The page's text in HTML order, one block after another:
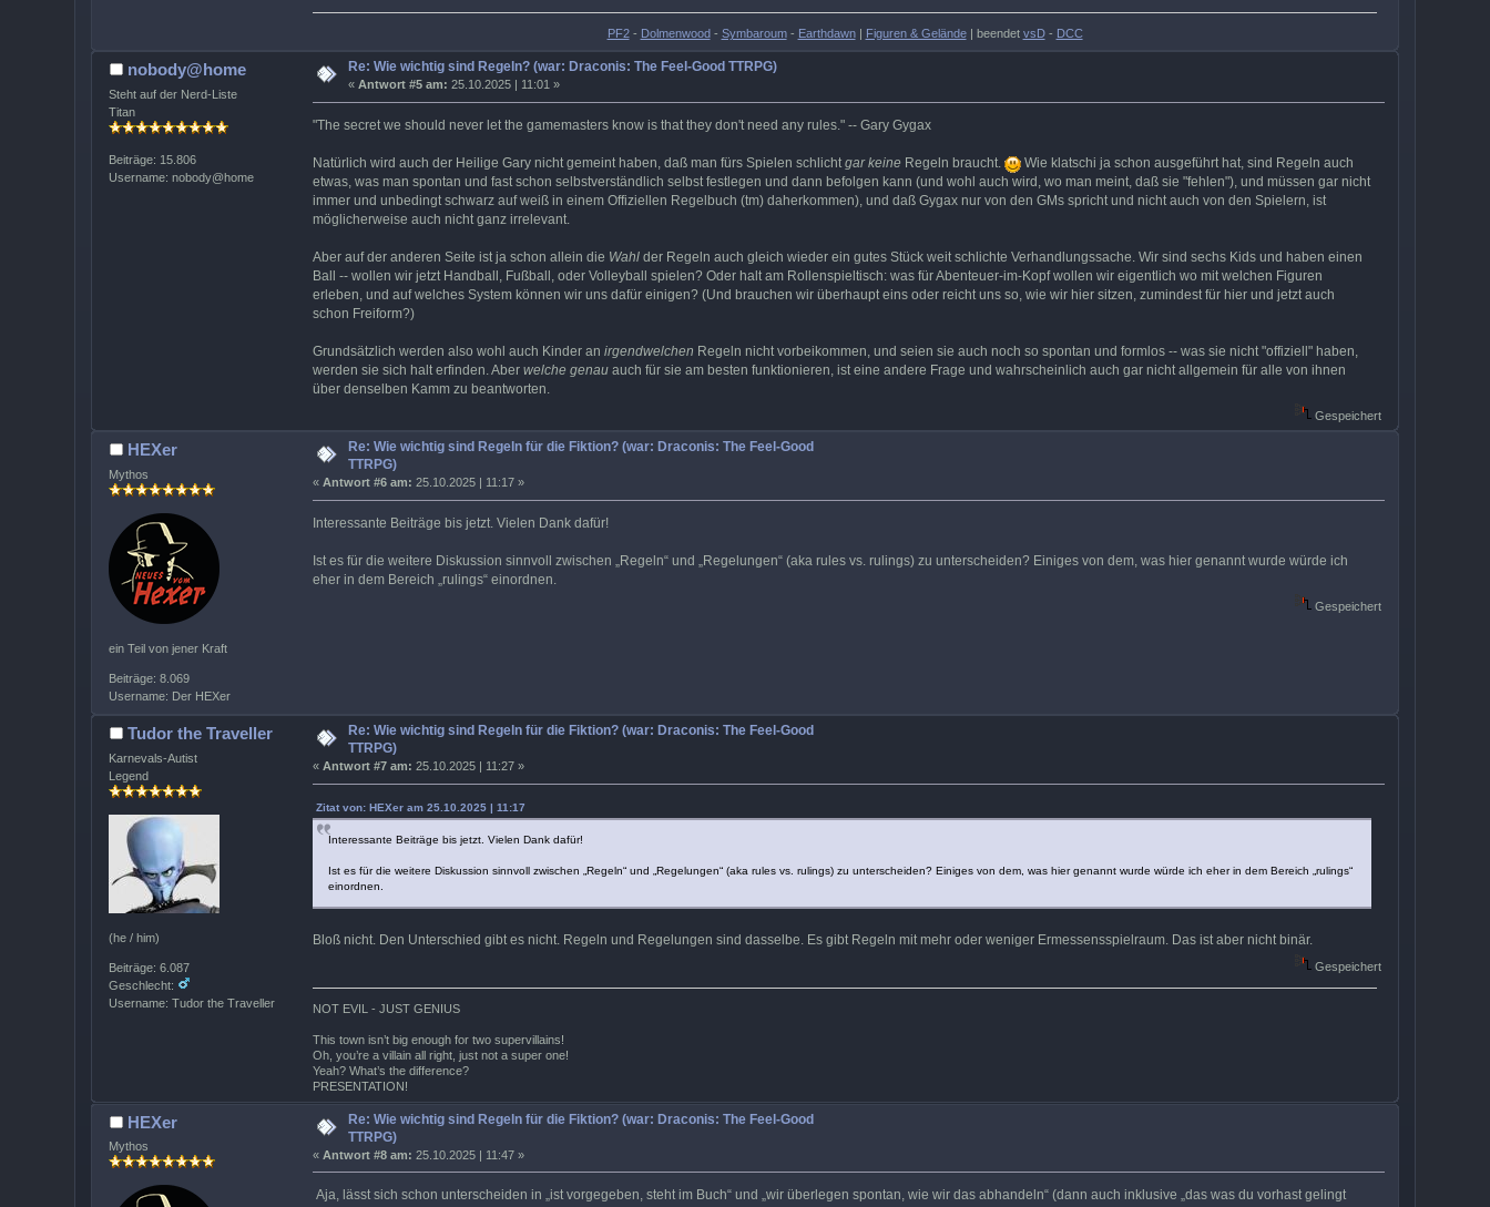
PF2- Dolmenwood- Symbaroum- Earthdawn| Figuren & Gelände| beendet vsD- DCC
nobody@home
Steht auf der Nerd-Liste
Titan
Beiträge: 15.806
Username: nobody@home
Re: Wie wichtig sind Regeln? (war: Draconis: The Feel-Good TTRPG)
«Antwort #5 am: 25.10.2025 | 11:01 »
"The secret we should never let the gamemasters know is that they don't need any rules." -- Gary Gygax
Natürlich wird auch der Heilige Gary nicht gemeint haben, daß man fürs Spielen schlichtgar keineRegeln braucht.
Wie klatschi ja schon ausgeführt hat, sind Regeln auch
etwas, was man spontan und fast schon selbstverständlich selbst festlegen und dann befolgen kann (und wohl auch wird, wo man meint, daß sie "fehlen"), und müssen gar nicht
immer und unbedingt schwarz auf weiß in einem Offiziellen Regelbuch (tm) daherkommen), und daß Gygax nur von den GMs spricht und nicht auch von den Spielern, ist
möglicherweise auch nicht ganz irrelevant.
Aber auf der anderen Seite ist ja schon allein die Wahlder Regeln auch gleich wieder ein gutes Stück weit schlichte Verhandlungssache. Wir sind sechs Kids und haben einen
Ball -- wollen wir jetzt Handball, Fußball, oder Volleyball spielen? Oder halt am Rollenspieltisch: was für Abenteuer-im-Kopf wollen wir eigentlich wo mit welchen Figuren
erleben, und auf welches System können wir uns dafür einigen? (Und brauchen wir überhaupt eins oder reicht uns so, wie wir hier sitzen, zumindest für hier und jetzt auch
schon Freiform?)
Grundsätzlich werden also wohl auch Kinder an irgendwelchen Regeln nicht vorbeikommen, und seien sie auch noch so spontan und formlos -- was sie nicht "offiziell" haben,
werden sie sich halt erfinden. Aber welche genauauch für sie am besten funktionieren, ist eine andere Frage und wahrscheinlich auch gar nicht allgemein für alle von ihnen
über denselben Kamm zu beantworten.
Gespeichert
HEXer
Mythos
ein Teil von jener Kraft
Beiträge: 8.069
Username: Der HEXer
Re: Wie wichtig sind Regeln für die Fiktion? (war: Draconis: The Feel-Good
TTRPG)
« Antwort #6 am: 25.10.2025 | 11:17 »
Interessante Beiträge bis jetzt. Vielen Dank dafür!
Ist es für die weitere Diskussion sinnvoll zwischen „Regeln“ und „Regelungen“ (aka rules vs. rulings) zu unterscheiden? Einiges von dem, was hier genannt wurde würde ich
eher in dem Bereich „rulings“ einordnen.
Gespeichert
Tudor the Traveller
Karnevals-Autist
Legend
(he / him)
Beiträge: 6.087
Geschlecht:
Username: Tudor the Traveller
Re: Wie wichtig sind Regeln für die Fiktion? (war: Draconis: The Feel-Good
TTRPG)
« Antwort #7 am: 25.10.2025 | 11:27 »
Zitat von: HEXer am 25.10.2025 | 11:17
Interessante Beiträge bis jetzt. Vielen Dank dafür!
Ist es für die weitere Diskussion sinnvoll zwischen „Regeln“ und „Regelungen“ (aka rules vs. rulings) zu unterscheiden? Einiges von dem, was hier genannt wurde würde ich eher in dem Bereich „rulings“
einordnen.
Bloß nicht. Den Unterschied gibt es nicht. Regeln und Regelungen sind dasselbe. Es gibt Regeln mit mehr oder weniger Ermessensspielraum. Das ist aber nicht binär.
Gespeichert
NOT EVIL - JUST GENIUS
This town isn’t big enough for two supervillains!
Oh, you’re a villain all right, just not a super one!
Yeah? What’s the difference?
PRESENTATION!
HEXer
Mythos
Re: Wie wichtig sind Regeln für die Fiktion? (war: Draconis: The Feel-Good
TTRPG)
« Antwort #8 am: 25.10.2025 | 11:47 »
Aja, lässt sich schon unterscheiden in „ist vorgegeben, steht im Buch“ und „wir überlegen spontan, wie wir das abhandeln“ (dann auch inklusive „das was du vorhast gelingt